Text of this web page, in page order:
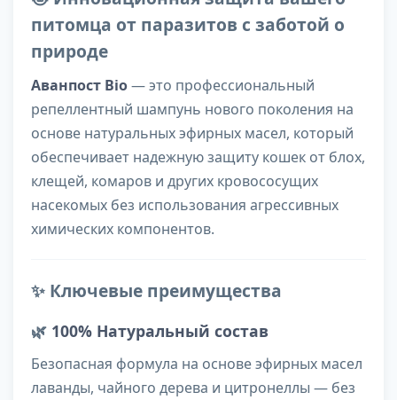
питомца от паразитов с заботой о
природе
Аванпост Bio— это профессиональный
репеллентный шампунь нового поколения на
основе натуральных эфирных масел, который
обеспечивает надежную защиту кошек от блох,
клещей, комаров и других кровососущих
насекомых без использования агрессивных
химических компонентов.
✨ Ключевые преимущества
🌿 100% Натуральный состав
Безопасная формула на основе эфирных масел
лаванды, чайного дерева и цитронеллы — без